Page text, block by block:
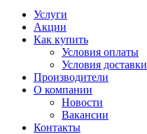
Услуги
Акции
Как купить
Условия оплаты
Условия доставки
Производители
О компании
Новости
Вакансии
Контакты